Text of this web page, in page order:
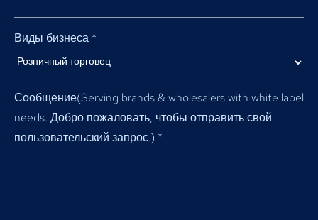
Виды бизнеса *
Сообщение(Serving brands & wholesalers with white label
needs. Добро пожаловать, чтобы отправить свой
пользовательский запрос.) *